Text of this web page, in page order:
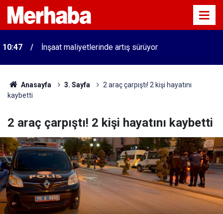
10:47 İnşaat maliyetlerinde artış sürüyor
Anasayfa 3. Sayfa
2 araç çarpıştı! 2 kişi hayatını
kaybetti
2 araç çarpıştı! 2 kişi hayatını kaybetti